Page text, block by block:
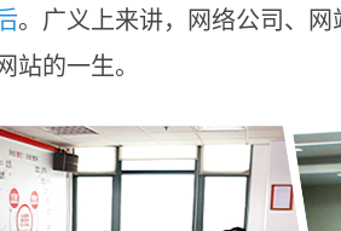
。广义上来讲，网络公司、
站的一生。